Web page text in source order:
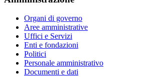
Organi di governo
Aree amministrative
Uffici e Servizi
Enti e fondazioni
Politici
Personale amministrativo
Documenti e dati